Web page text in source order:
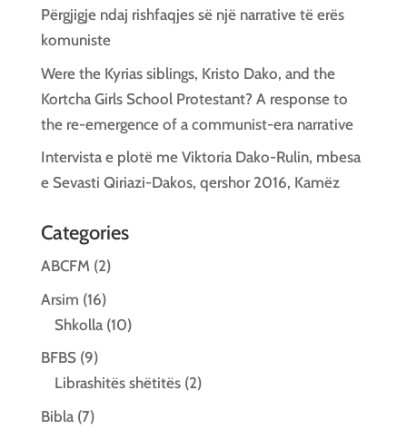
Përgjigje ndaj rishfaqjes së një narrative të erës
komuniste
Were the Kyrias siblings, Kristo Dako, and the
Kortcha Girls School Protestant? A response to
the re-emergence of a communist-era narrative
Intervista e plotë me Viktoria Dako-Rulin, mbesa
e Sevasti Qiriazi-Dakos, qershor 2016, Kamëz
Categories
ABCFM (2)
Arsim (16)
Shkolla(10)
BFBS(9)
Librashitës shëtitës(2)
Bibla(7)